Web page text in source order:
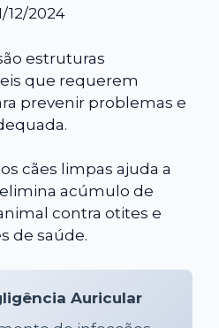
12/2024
estruturas
que requerem
prevenir problemas e
cães limpas ajuda a
acúmulo de
contra otites e
de saúde.
Auricular